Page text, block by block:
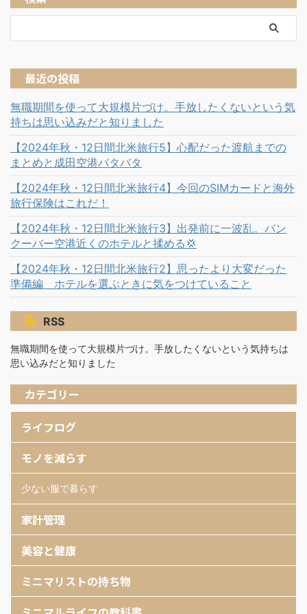
最近の投稿
無職期間を使って大規模片づけ。手放したくないという気
持ちは思い込みだと知りました
【2024年秋・12日間北米旅行5】心配だった渡航までの
まとめと成田空港バタバタ
【2024年秋・12日間北米旅行4】今回のSIMカードと海外
旅行保険はこれだ！
【2024年秋・12日間北米旅行3】出発前に一波乱。バン
クーバー空港近くのホテルと揉める💢
【2024年秋・12日間北米旅行2】思ったより大変だった
準備編 ホテルを選ぶときに気をつけていること
RSS
無職期間を使って大規模片づけ。手放したくないという気持ちは
思い込みだと知りました
カテゴリー
ライフログ
モノを減らす
少ない服で暮らす
家計管理
美容と健康
ミニマリストの持ち物